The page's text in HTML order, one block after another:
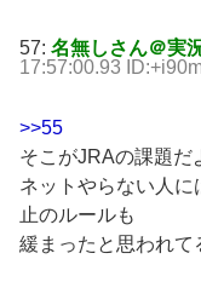
57: 名無しさん＠実
17:57:00.93
>>55
そこがJRAの課題だ
ネットやらない人
止のルールも
緩まったと思われて